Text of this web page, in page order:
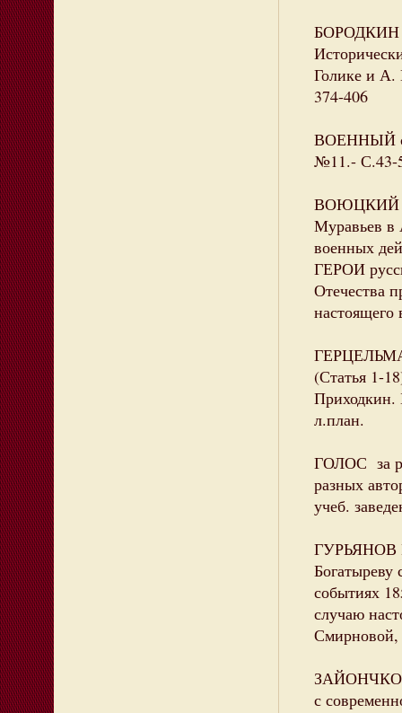
БОРОДКИН
Голике и А.
374-406
ВОЕННЫЙ
№11.- С.43-
ВОЮЦКИЙ
Муравьев в
военных
ГЕРОИ
Отечества
(Статья 1-
л.план.
ГОЛОС за
разных
учеб.
ГУРЬЯНОВ
событиях
случаю
Смирновой,
с